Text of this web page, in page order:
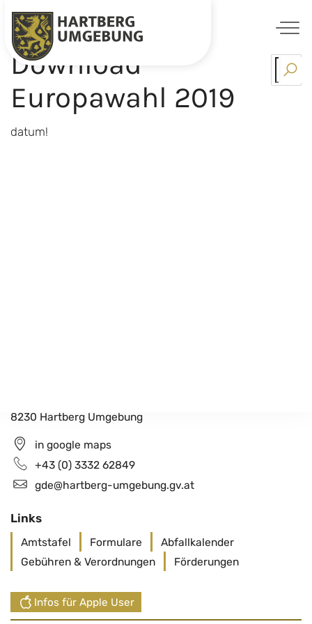
Skip
content
Download
Europawahl 2019
datum!
8230 Hartberg Umgebung
in google maps
+43 (0) 3332 62849
gde@hartberg-umgebung.gv.at
Links
Amtstafel Formulare
Abfallkalender
Gebühren & Verordnungen
Förderungen
Infos für Apple User